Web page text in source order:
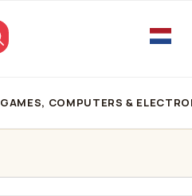
GAMES, COMPUTERS &